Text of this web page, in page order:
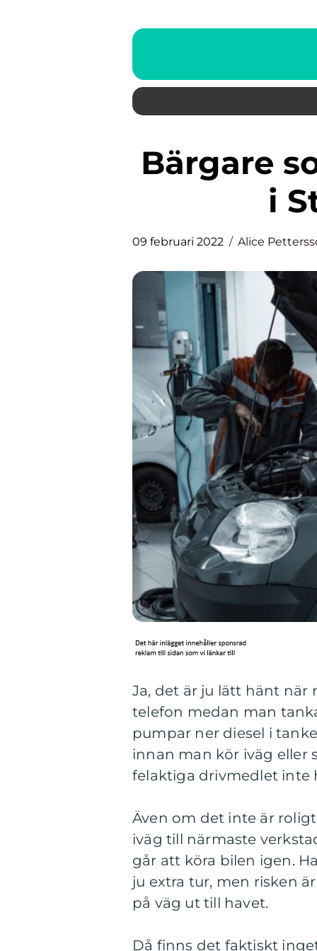
Bärgare som snabbt rycker ut
i
09 februari 2022 Alice
Ja, det är ju lätt hänt
telefon medan man
pumpar ner diesel i
innan man kör iväg eller
felaktiga drivmedlet inte
Även om det inte är
iväg till närmaste
går att köra bilen igen.
ju extra tur, men risken
på väg ut till havet.
Då finns det faktiskt